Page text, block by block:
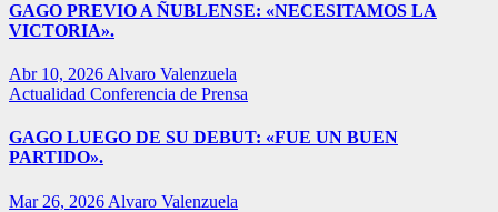
GAGO PREVIO A ÑUBLENSE: «NECESITAMOS LA
VICTORIA».
Abr 10, 2026 Alvaro Valenzuela
Actualidad Conferencia de Prensa
GAGO LUEGO DE SU DEBUT: «FUE UN BUEN
PARTIDO».
Mar 26, 2026 Alvaro Valenzuela